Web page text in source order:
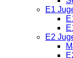
E1
E2